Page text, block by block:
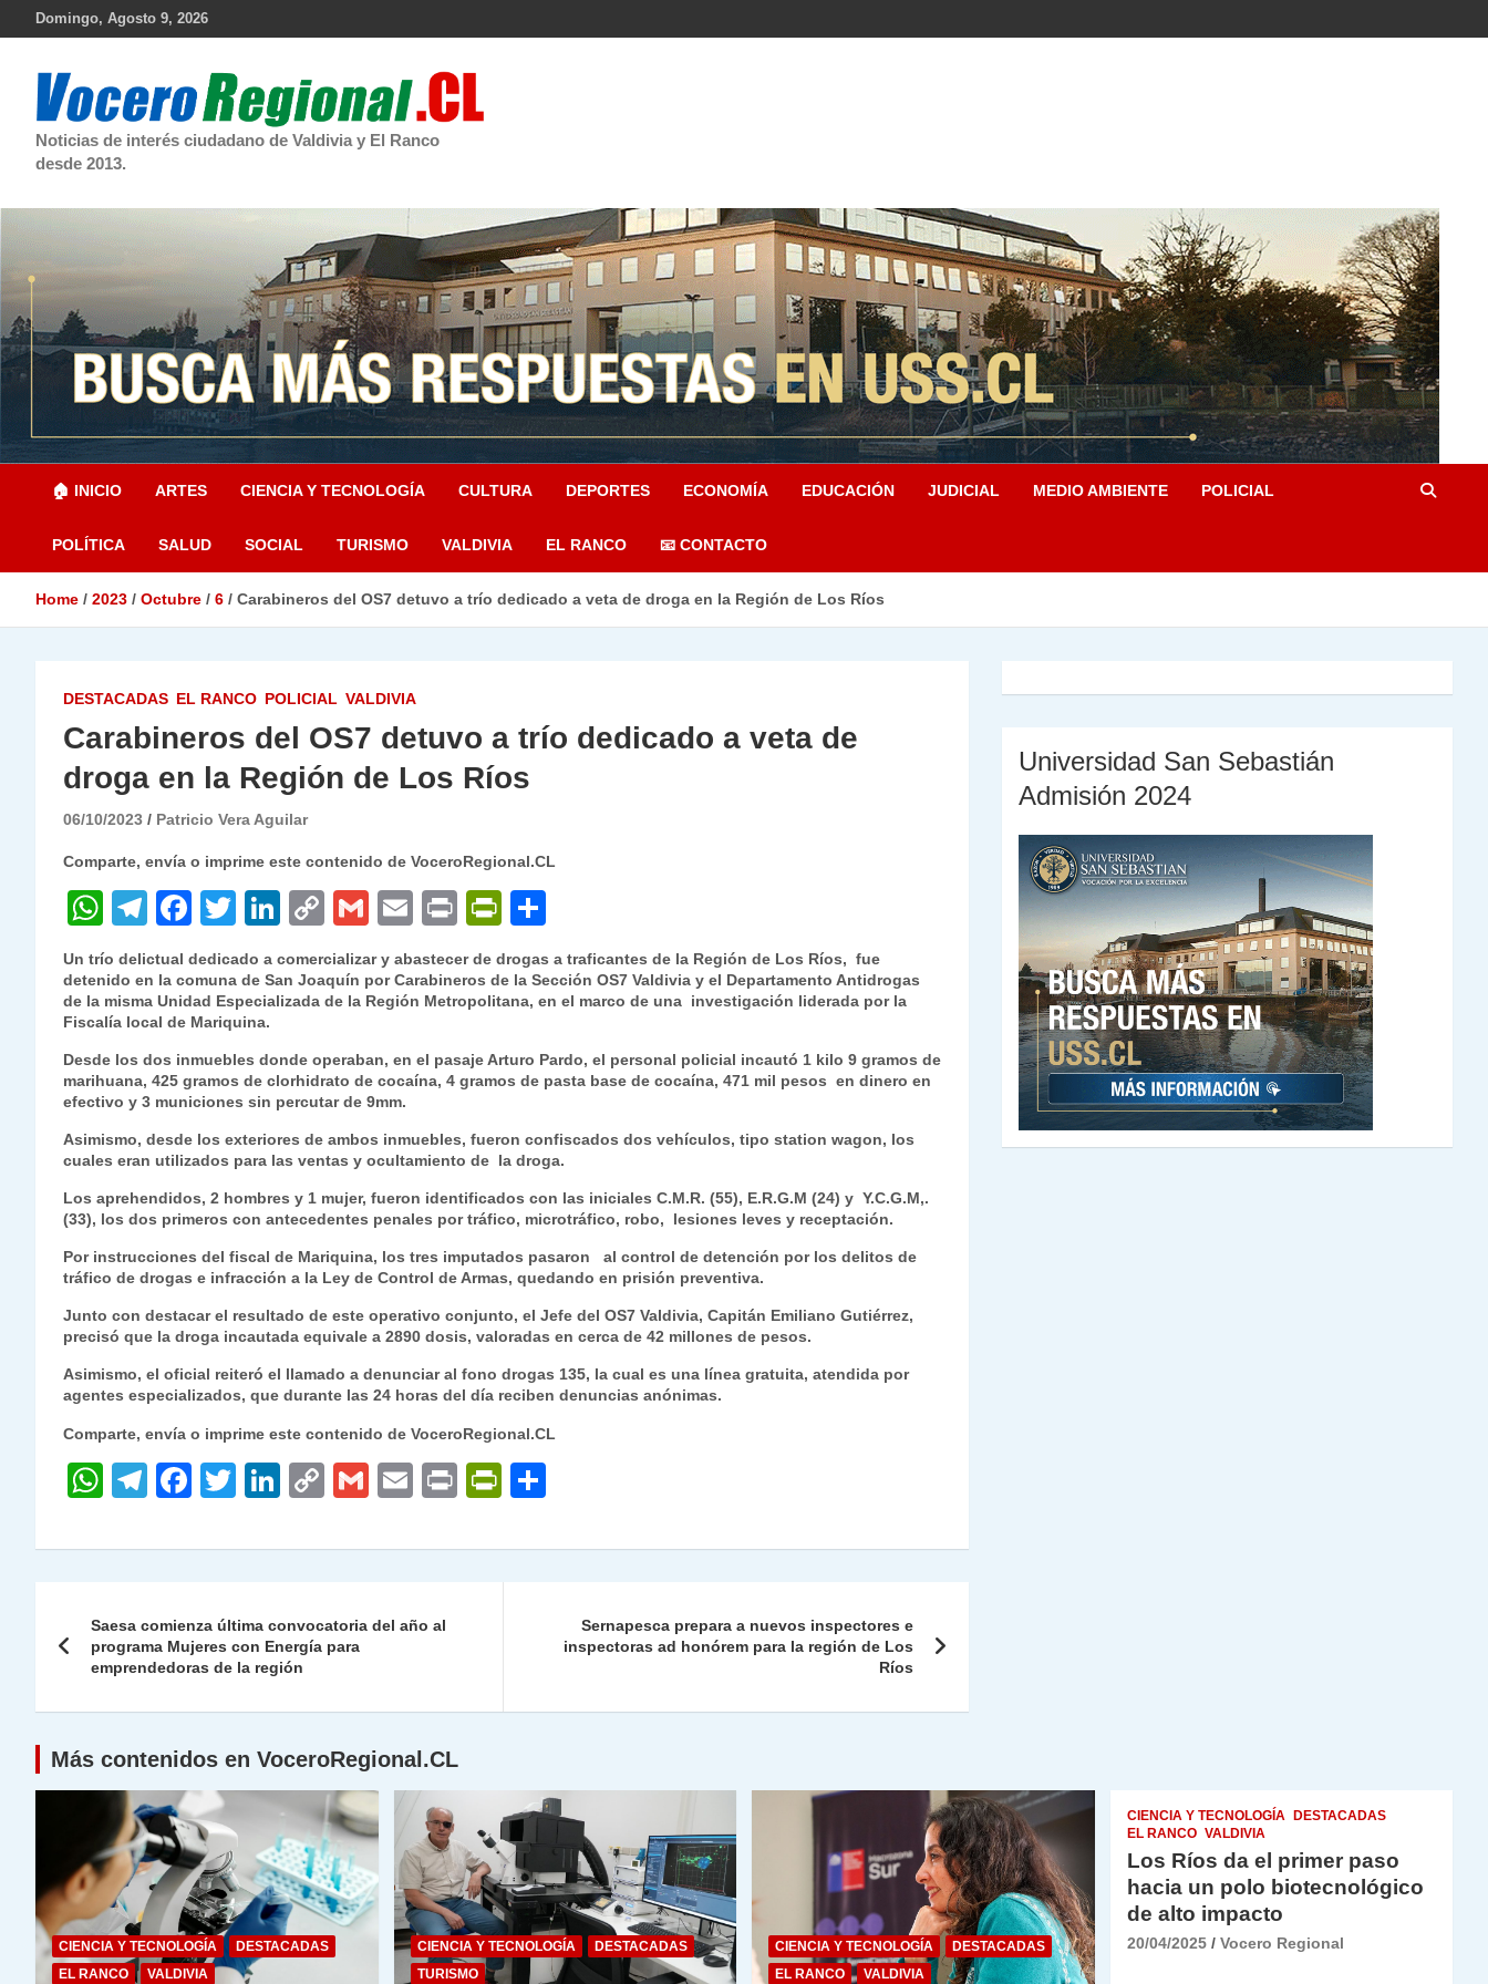
Domingo, Agosto 9, 2026
Noticias de interés ciudadano de Valdivia y El Ranco
desde 2013.
🏠 INICIO ARTES CIENCIA Y TECNOLOGÍA CULTURA DEPORTES ECONOMÍA EDUCACIÓN JUDICIAL MEDIO AMBIENTE POLICIAL
POLÍTICA SALUD SOCIAL TURISMO VALDIVIA EL RANCO 📧 CONTACTO
Home 2023 Octubre 6 Carabineros del OS7 detuvo a trío dedicado a veta de droga en la Región de Los Ríos
DESTACADAS EL RANCO POLICIAL VALDIVIA
Carabineros del OS7 detuvo a trío dedicado a veta de
droga en la Región de Los Ríos
06/10/2023 Patricio Vera Aguilar
Comparte, envía o imprime este contenido de VoceroRegional.CL
W
h
at
s
A
p
p
T
el
e
gr
a
m
F
a
c
e
b
o
o
k
T
w
itt
er
Li
k
e
dI
n
C
o
p
y
Li
n
k
G
ai
l
E
m
ai
l
P
ri
nt
P
ri
nt
Fr
ie
n
y
m
p
ar
tir
Un trío delictual dedicado a comercializar y abastecer de drogas a traficantes de la Región de Los Ríos, fue
detenido en la comuna de San Joaquín por Carabineros de la Sección OS7 Valdivia y el Departamento Antidrogas
de la misma Unidad Especializada de la Región Metropolitana, en el marco de una investigación liderada por la
Fiscalía local de Mariquina.
Desde los dos inmuebles donde operaban, en el pasaje Arturo Pardo, el personal policial incautó 1 kilo 9 gramos de
marihuana, 425 gramos de clorhidrato de cocaína, 4 gramos de pasta base de cocaína, 471 mil pesos en dinero en
efectivo y 3 municiones sin percutar de 9mm.
Asimismo, desde los exteriores de ambos inmuebles, fueron confiscados dos vehículos, tipo station wagon, los
cuales eran utilizados para las ventas y ocultamiento de la droga.
Los aprehendidos, 2 hombres y 1 mujer, fueron identificados con las iniciales C.M.R. (55), E.R.G.M (24) y Y.C.G.M,.
(33), los dos primeros con antecedentes penales por tráfico, microtráfico, robo, lesiones leves y receptación.
Por instrucciones del fiscal de Mariquina, los tres imputados pasaron al control de detención por los delitos de
tráfico de drogas e infracción a la Ley de Control de Armas, quedando en prisión preventiva.
Junto con destacar el resultado de este operativo conjunto, el Jefe del OS7 Valdivia, Capitán Emiliano Gutiérrez,
precisó que la droga incautada equivale a 2890 dosis, valoradas en cerca de 42 millones de pesos.
Asimismo, el oficial reiteró el llamado a denunciar al fono drogas 135, la cual es una línea gratuita, atendida por
agentes especializados, que durante las 24 horas del día reciben denuncias anónimas.
Comparte, envía o imprime este contenido de VoceroRegional.CL
W
at
A
p
T
e
a
m
F
c
b
o
T
itt
Li
k
dI
n
C
p
Li
n
G
ai
E
ai
P
nt
P
nt m
tir
de
Saesa comienza última convocatoria del año al
programa Mujeres con Energía para
emprendedoras de la región
Sernapesca prepara a nuevos inspectores e
inspectoras ad honórem para la región de Los
Ríos
Universidad San Sebastián
Admisión 2024
Más contenidos en VoceroRegional.CL
CIENCIA Y TECNOLOGÍA
DESTACADAS
EL RANCO
VALDIVIA
CIENCIA Y TECNOLOGÍA
DESTACADAS
TURISMO
CIENCIA Y TECNOLOGÍA
DESTACADAS
EL RANCO
VALDIVIA
CIENCIA Y TECNOLOGÍA
DESTACADAS
EL RANCO VALDIVIA
Los Ríos da el primer paso
hacia un polo biotecnológico
de alto impacto
20/04/2025 Vocero Regional